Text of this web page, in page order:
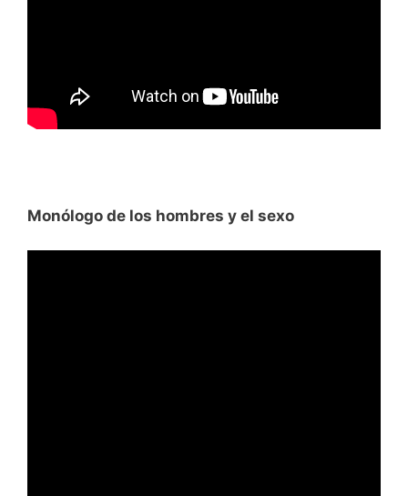
Monólogo de los hombres y el sexo